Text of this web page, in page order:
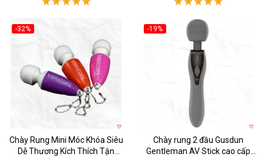
-32%
Chày Rung Mini Móc Khóa Siêu
Dễ Thương Kích Thích Tận
-19%
Chày rung 2 đầu Gusdun
Gentleman AV Stick cao cấp